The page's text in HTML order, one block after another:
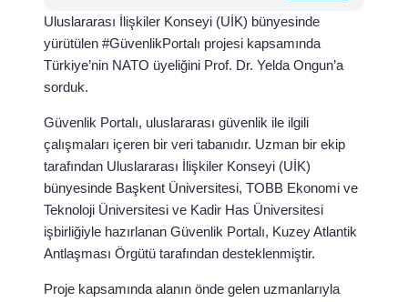
Uluslararası İlişkiler Konseyi (UİK) bünyesinde
yürütülen #GüvenlikPortalı projesi kapsamında
Türkiye’nin NATO üyeliğini Prof. Dr. Yelda Ongun’a
sorduk.
Güvenlik Portalı, uluslararası güvenlik ile ilgili
çalışmaları içeren bir veri tabanıdır. Uzman bir ekip
tarafından Uluslararası İlişkiler Konseyi (UİK)
bünyesinde Başkent Üniversitesi, TOBB Ekonomi ve
Teknoloji Üniversitesi ve Kadir Has Üniversitesi
işbirliğiyle hazırlanan Güvenlik Portalı, Kuzey Atlantik
Antlaşması Örgütü tarafından desteklenmiştir.
Proje kapsamında alanın önde gelen uzmanlarıyla